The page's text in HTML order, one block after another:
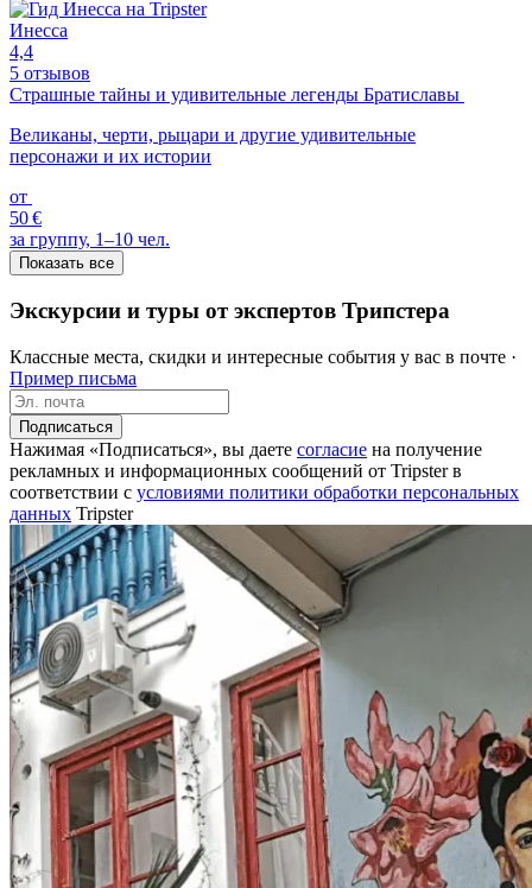
Инесса
4,4
5 отзывов
Страшные тайны и удивительные легенды Братиславы
Великаны, черти, рыцари и другие удивительные
персонажи и их истории
от
50 €
за группу, 1–10 чел.
Показать все
Экскурсии и туры от экспертов Трипстера
Классные места, скидки и интересные события у вас в почте ·
Пример письма
Подписаться
Нажимая «Подписаться», вы даете согласие на получение
рекламных и информационных сообщений от Tripster в
соответствии c условиями политики обработки персональных
данных Tripster